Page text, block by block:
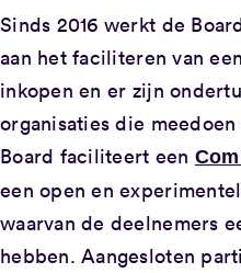
Sinds 2016 werkt de
aan het faciliteren van
inkopen en er zijn
organisaties die
Board faciliteert een
een open en
waarvan de deelnemers
hebben. Aangesloten